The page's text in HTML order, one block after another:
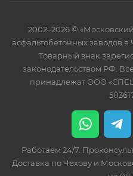
2002–2026 ©
асфальтобетонных заводов
Товарный знак
законодательством РФ.
принадлежат ООО
Работаем 24/7.
Доставка по Чехову и